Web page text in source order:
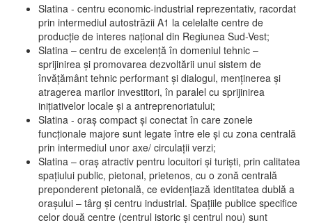
Slatina - centru economic-industrial reprezentativ, racordat
prin intermediul autostrăzii A1 la celelalte centre de
producţie de interes naţional din Regiunea Sud-Vest;
Slatina – centru de excelenţă în domeniul tehnic –
sprijinirea şi promovarea dezvoltării unui sistem de
învăţământ tehnic performant şi dialogul, menţinerea şi
atragerea marilor investitori, în paralel cu sprijinirea
iniţiativelor locale şi a antreprenoriatului;
Slatina - oraş compact şi conectat în care zonele
funcţionale majore sunt legate între ele şi cu zona centrală
prin intermediul unor axe/ circulații verzi;
Slatina – oraş atractiv pentru locuitori şi turişti, prin calitatea
spaţiului public, pietonal, prietenos, cu o zonă centrală
preponderent pietonală, ce evidenţiază identitatea dublă a
oraşului – târg şi centru industrial. Spaţiile publice specifice
celor două centre (centrul istoric şi centrul nou) sunt